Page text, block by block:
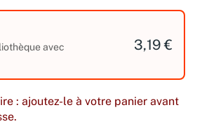
avec
3,19 €
: ajoutez-le à votre panier avant